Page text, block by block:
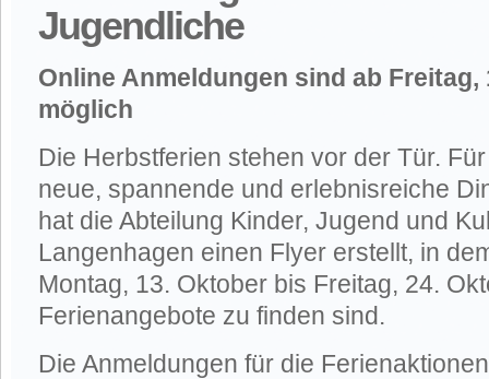
Jugendliche
Online Anmeldungen sind ab Freitag,
möglich
Die Herbstferien stehen vor der Tür.
neue, spannende und erlebnisreiche
hat die Abteilung Kinder, Jugend und
Langenhagen einen Flyer erstellt, in
Montag, 13. Oktober bis Freitag, 24.
Ferienangebote zu finden sind.
Die Anmeldungen für die